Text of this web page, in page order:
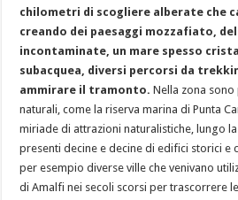
chilometri di scogliere alberate che
creando dei paesaggi mozzafiato,
incontaminate, un mare spesso
subacquea, diversi percorsi da
ammirare il tramonto.Nella zona
naturali, come la riserva marina di Punta
miriade di attrazioni naturalistiche, lungo
presenti decine e decine di edifici storici e
per esempio diverse ville che venivano
di Amalfi nei secoli scorsi per trascorrere